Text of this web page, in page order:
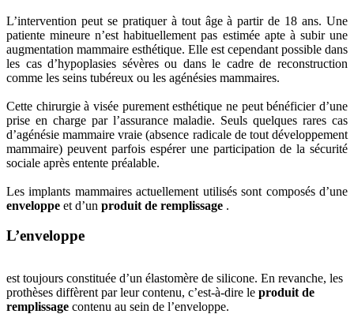
L’intervention peut se pratiquer à tout âge à partir de 18 ans. Une
patiente mineure n’est habituellement pas estimée apte à subir une
augmentation mammaire esthétique. Elle est cependant possible dans
les cas d’hypoplasies sévères ou dans le cadre de reconstruction
comme les seins tubéreux ou les agénésies mammaires.
Cette chirurgie à visée purement esthétique ne peut bénéficier d’une
prise en charge par l’assurance maladie. Seuls quelques rares cas
d’agénésie mammaire vraie (absence radicale de tout développement
mammaire) peuvent parfois espérer une participation de la sécurité
sociale après entente préalable.
Les implants mammaires actuellement utilisés sont composés d’une
enveloppe et d’un produit de remplissage .
L’enveloppe
est toujours constituée d’un élastomère de silicone. En revanche, les
prothèses diffèrent par leur contenu, c’est-à-dire le produit de
remplissage contenu au sein de l’enveloppe.